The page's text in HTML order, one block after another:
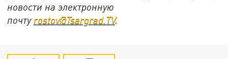
новости на электронную
почту rostov@Tsargrad.ТV.